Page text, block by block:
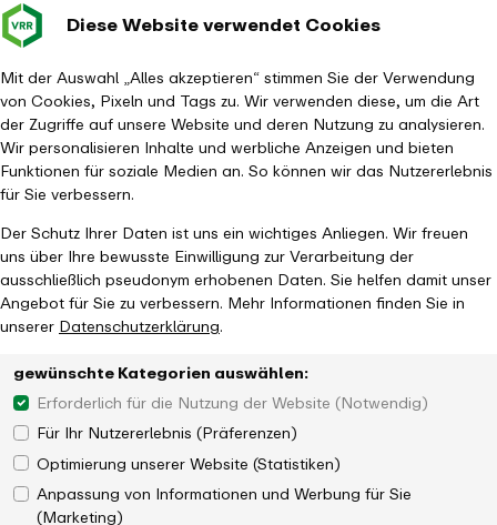
Diese Website verwendet Cookies
Mit der Auswahl „Alles akzeptieren“ stimmen Sie der Verwendung
von Cookies, Pixeln und Tags zu. Wir verwenden diese, um die Art
der Zugriffe auf unsere Website und deren Nutzung zu analysieren.
Wir personalisieren Inhalte und werbliche Anzeigen und bieten
Funktionen für soziale Medien an. So können wir das Nutzererlebnis
für Sie verbessern.
Der Schutz Ihrer Daten ist uns ein wichtiges Anliegen. Wir freuen
uns über Ihre bewusste Einwilligung zur Verarbeitung der
ausschließlich pseudonym erhobenen Daten. Sie helfen damit unser
Angebot für Sie zu verbessern. Mehr Informationen finden Sie in
unsererDatenschutzerklärung.
gewünschte Kategorien auswählen:
Erforderlich für die Nutzung der Website (Notwendig)
Für Ihr Nutzererlebnis (Präferenzen)
Optimierung unserer Website (Statistiken)
Anpassung von Informationen und Werbung für Sie
(Marketing)
Verkehrsverbund Baustellen im
Leichte
Startseite Aktuelles
Newsroom
Abos gelten bis zum Jahresende in ganz NRW
Aktion im Nahverkehr geht in die
Verlängerung